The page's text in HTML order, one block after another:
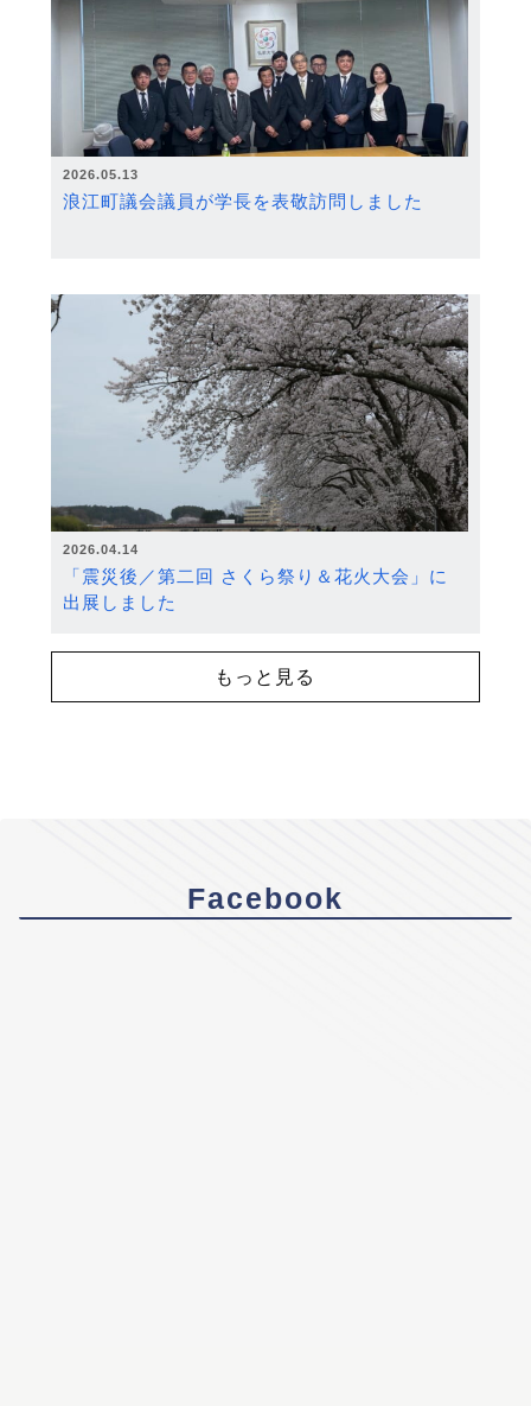
2026.05.13
浪江町議会議員が学長を表敬訪問しました
2026.04.14
「震災後／第二回 さくら祭り＆花火大会」に
出展しました
もっと見る
Facebook